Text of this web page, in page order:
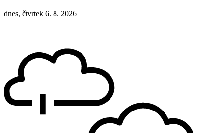
dnes, čtvrtek 6. 8. 2026